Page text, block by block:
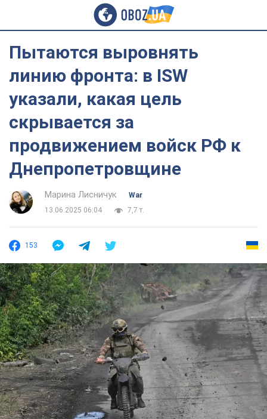
Пытаются выровнять
линию фронта: в ISW
указали, какая цель
скрывается за
продвижением войск РФ к
Днепропетровщине
Марина Лисничук
War
13.06.2025 06:04
7,7 т.
153